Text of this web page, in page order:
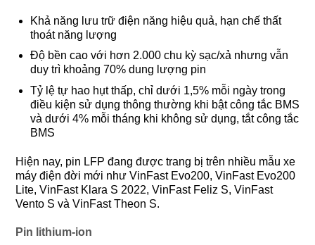
Khả năng lưu trữ điện năng hiệu quả, hạn chế thất
thoát năng lượng
Độ bền cao với hơn 2.000 chu kỳ sạc/xả nhưng vẫn
duy trì khoảng 70% dung lượng pin
Tỷ lệ tự hao hụt thấp, chỉ dưới 1,5% mỗi ngày trong
điều kiện sử dụng thông thường khi bật công tắc BMS
và dưới 4% mỗi tháng khi không sử dụng, tắt công tắc
BMS
Hiện nay, pin LFP đang được trang bị trên nhiều mẫu xe
máy điện đời mới như VinFast Evo200, VinFast Evo200
Lite, VinFast Klara S 2022, VinFast Feliz S, VinFast
Vento S và VinFast Theon S.
Pin lithium-ion